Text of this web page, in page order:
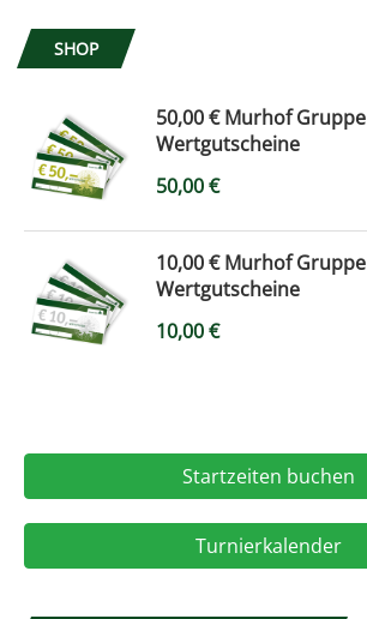
SHOP
50,00 € Murhof Gruppe
Wertgutscheine
50,00€
10,00 € Murhof Gruppe
Wertgutscheine
10,00€
Startzeiten buchen
Turnierkalender